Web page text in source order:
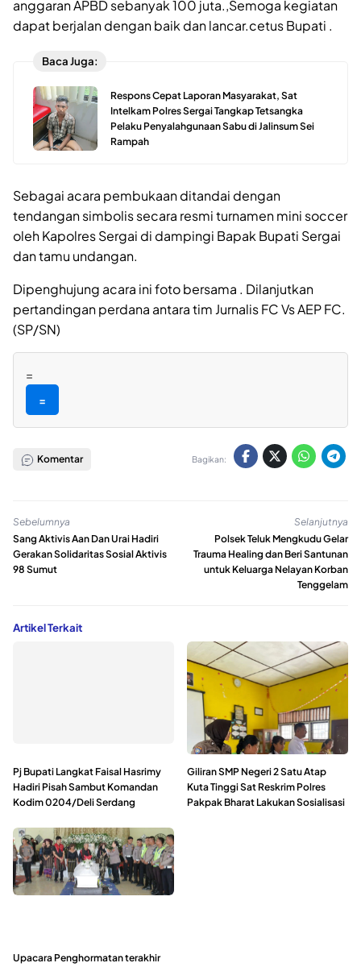
anggaran APBD sebanyak 100 juta.,Semoga kegiatan
dapat berjalan dengan baik dan lancar.cetus Bupati .
Baca Juga:
Respons Cepat Laporan Masyarakat, Sat
Intelkam Polres Sergai Tangkap Tetsangka
Pelaku Penyalahgunaan Sabu di Jalinsum Sei
Rampah
Sebagai acara pembukaan ditandai dengan
tendangan simbolis secara resmi turnamen mini soccer
oleh Kapolres Sergai di dampingi Bapak Bupati Sergai
dan tamu undangan.
Dipenghujung acara ini foto bersama . Dilanjutkan
pertandingan perdana antara tim Jurnalis FC Vs AEP FC.
(SP/SN)
=
=
Komentar Bagikan:
Sebelumnya
Sang Aktivis Aan Dan Urai Hadiri
Gerakan Solidaritas Sosial Aktivis
98 Sumut
Selanjutnya
Polsek Teluk Mengkudu Gelar
Trauma Healing dan Beri Santunan
untuk Keluarga Nelayan Korban
Tenggelam
Artikel Terkait
Pj Bupati Langkat Faisal Hasrimy
Hadiri Pisah Sambut Komandan
Kodim 0204/Deli Serdang
Giliran SMP Negeri 2 Satu Atap
Kuta Tinggi Sat Reskrim Polres
Pakpak Bharat Lakukan Sosialisasi
Upacara Penghormatan terakhir